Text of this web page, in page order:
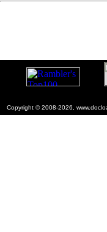
Copyright © 2008-2026,